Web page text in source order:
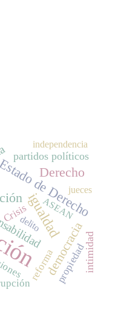
igualdad
de Derecho
Derecho
democraciaintimidad
partidos políticos
Crisis
reformapropiedad
independencia
ASEAN
jueces
delito